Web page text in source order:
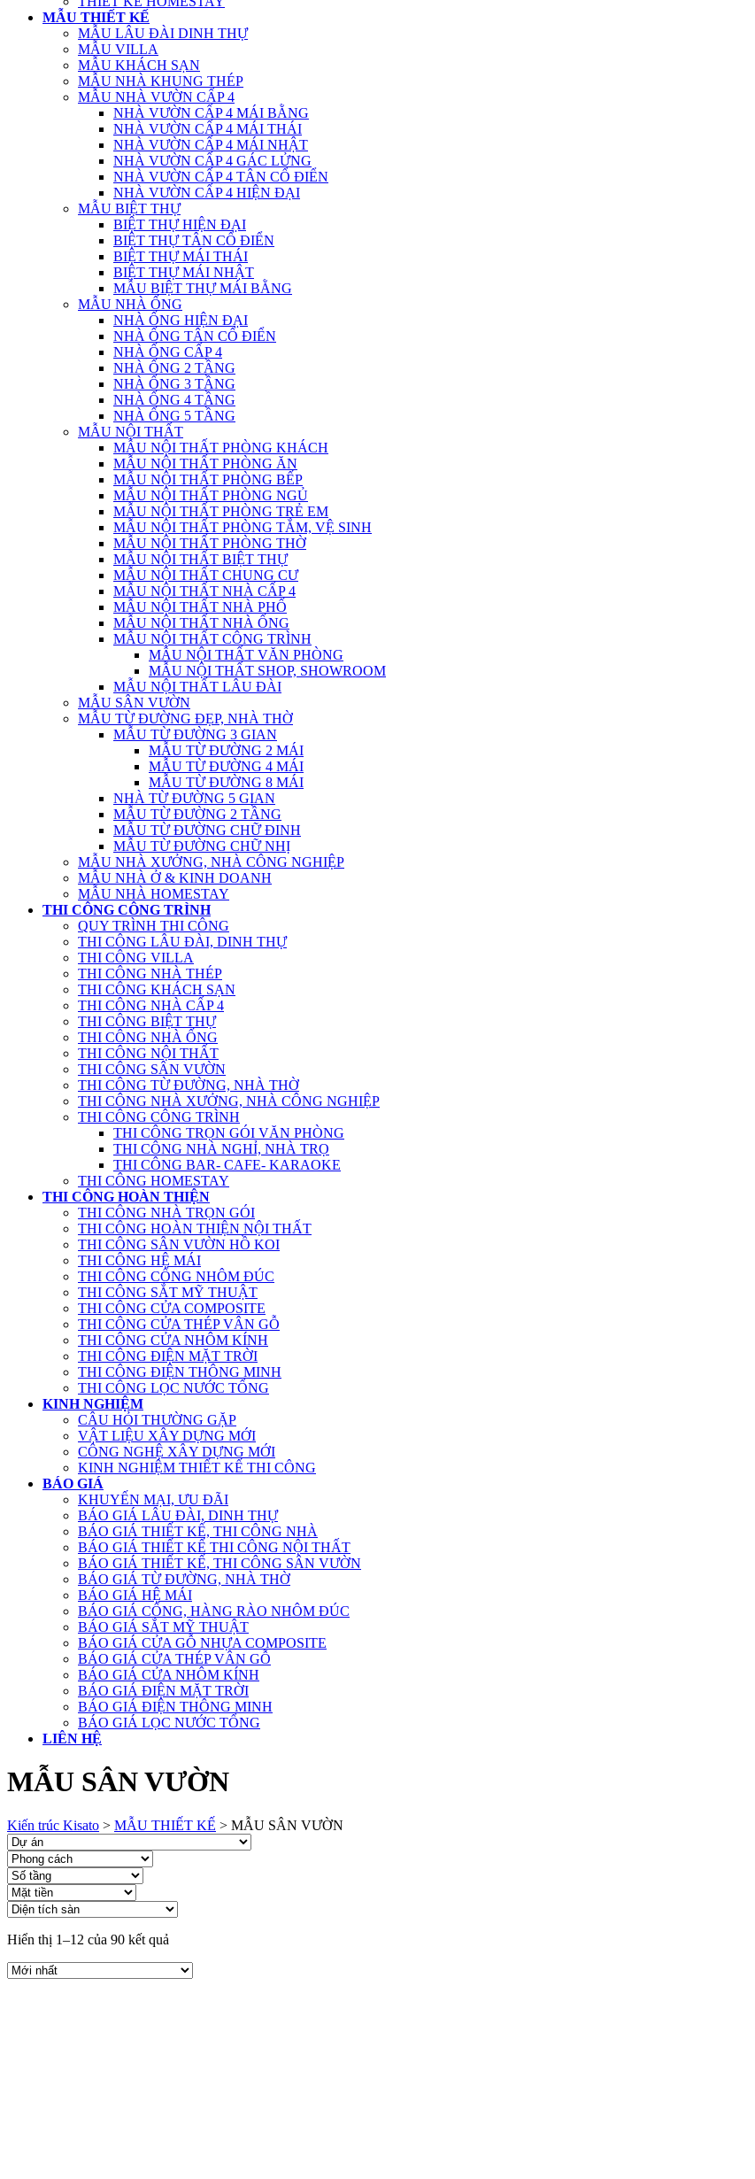
MẪU THIẾT KẾ
MẪU LÂU ĐÀI DINH THỰ
MẪU VILLA
MẪU KHÁCH SẠN
MẪU NHÀ KHUNG THÉP
MẪU NHÀ VƯỜN CẤP 4
NHÀ VƯỜN CẤP 4 MÁI BẰNG
NHÀ VƯỜN CẤP 4 MÁI THÁI
NHÀ VƯỜN CẤP 4 MÁI NHẬT
NHÀ VƯỜN CẤP 4 GÁC LỬNG
NHÀ VƯỜN CẤP 4 TÂN CỔ ĐIỂN
NHÀ VƯỜN CẤP 4 HIỆN ĐẠI
MẪU BIỆT THỰ
BIỆT THỰ HIỆN ĐẠI
BIỆT THỰ TÂN CỔ ĐIỂN
BIỆT THỰ MÁI THÁI
BIỆT THỰ MÁI NHẬT
MẪU BIỆT THỰ MÁI BẰNG
MẪU NHÀ ỐNG
NHÀ ỐNG HIỆN ĐẠI
NHÀ ỐNG TÂN CỔ ĐIỂN
NHÀ ỐNG CẤP 4
NHÀ ỐNG 2 TẦNG
NHÀ ỐNG 3 TẦNG
NHÀ ỐNG 4 TẦNG
NHÀ ỐNG 5 TẦNG
MẪU NỘI THẤT
MẪU NỘI THẤT PHÒNG KHÁCH
MẪU NỘI THẤT PHÒNG ĂN
MẪU NỘI THẤT PHÒNG BẾP
MẪU NỘI THẤT PHÒNG NGỦ
MẪU NỘI THẤT PHÒNG TRẺ EM
MẪU NỘI THẤT PHÒNG TẮM, VỆ SINH
MẪU NỘI THẤT PHÒNG THỜ
MẪU NỘI THẤT BIỆT THỰ
MẪU NỘI THẤT CHUNG CƯ
MẪU NỘI THẤT NHÀ CẤP 4
MẪU NỘI THẤT NHÀ PHỐ
MẪU NỘI THẤT NHÀ ỐNG
MẪU NỘI THẤT CÔNG TRÌNH
MẪU NỘI THẤT VĂN PHÒNG
MẪU NỘI THẤT SHOP, SHOWROOM
MẪU NỘI THẤT LÂU ĐÀI
MẪU SÂN VƯỜN
MẪU TỪ ĐƯỜNG ĐẸP, NHÀ THỜ
MẪU TỪ ĐƯỜNG 3 GIAN
MẪU TỪ ĐƯỜNG 2 MÁI
MẪU TỪ ĐƯỜNG 4 MÁI
MẪU TỪ ĐƯỜNG 8 MÁI
NHÀ TỪ ĐƯỜNG 5 GIAN
MẪU TỪ ĐƯỜNG 2 TẦNG
MẪU TỪ ĐƯỜNG CHỮ ĐINH
MẪU TỪ ĐƯỜNG CHỮ NHỊ
MẪU NHÀ XƯỞNG, NHÀ CÔNG NGHIỆP
MẪU NHÀ Ở & KINH DOANH
MẪU NHÀ HOMESTAY
THI CÔNG CÔNG TRÌNH
QUY TRÌNH THI CÔNG
THI CÔNG LÂU ĐÀI, DINH THỰ
THI CÔNG VILLA
THI CÔNG NHÀ THÉP
THI CÔNG KHÁCH SẠN
THI CÔNG NHÀ CẤP 4
THI CÔNG BIỆT THỰ
THI CÔNG NHÀ ỐNG
THI CÔNG NỘI THẤT
THI CÔNG SÂN VƯỜN
THI CÔNG TỪ ĐƯỜNG, NHÀ THỜ
THI CÔNG NHÀ XƯỞNG, NHÀ CÔNG NGHIỆP
THI CÔNG CÔNG TRÌNH
THI CÔNG TRỌN GÓI VĂN PHÒNG
THI CÔNG NHÀ NGHỈ, NHÀ TRỌ
THI CÔNG BAR- CAFE- KARAOKE
THI CÔNG HOMESTAY
THI CÔNG HOÀN THIỆN
THI CÔNG NHÀ TRỌN GÓI
THI CÔNG HOÀN THIỆN NỘI THẤT
THI CÔNG SÂN VƯỜN HỒ KOI
THI CÔNG HỆ MÁI
THI CÔNG CỔNG NHÔM ĐÚC
THI CÔNG SẮT MỸ THUẬT
THI CÔNG CỬA COMPOSITE
THI CÔNG CỬA THÉP VÂN GỖ
THI CÔNG CỬA NHÔM KÍNH
THI CÔNG ĐIỆN MẶT TRỜI
THI CÔNG ĐIỆN THÔNG MINH
THI CÔNG LỌC NƯỚC TỔNG
KINH NGHIỆM
CÂU HỎI THƯỜNG GẶP
VẬT LIỆU XÂY DỰNG MỚI
CÔNG NGHỆ XÂY DỰNG MỚI
KINH NGHIỆM THIẾT KẾ THI CÔNG
BÁO GIÁ
KHUYẾN MẠI, ƯU ĐÃI
BÁO GIÁ LÂU ĐÀI, DINH THỰ
BÁO GIÁ THIẾT KẾ, THI CÔNG NHÀ
BÁO GIÁ THIẾT KẾ THI CÔNG NỘI THẤT
BÁO GIÁ THIẾT KẾ, THI CÔNG SÂN VƯỜN
BÁO GIÁ TỪ ĐƯỜNG, NHÀ THỜ
BÁO GIÁ HỆ MÁI
BÁO GIÁ CỔNG, HÀNG RÀO NHÔM ĐÚC
BÁO GIÁ SẮT MỸ THUẬT
BÁO GIÁ CỬA GỖ NHỰA COMPOSITE
BÁO GIÁ CỬA THÉP VÂN GỖ
BÁO GIÁ CỬA NHÔM KÍNH
BÁO GIÁ ĐIỆN MẶT TRỜI
BÁO GIÁ ĐIỆN THÔNG MINH
BÁO GIÁ LỌC NƯỚC TỔNG
LIÊN HỆ
MẪU SÂN VƯỜN
Kiến trúc Kisato > MẪU THIẾT KẾ > MẪU SÂN VƯỜN
Hiển thị 1–12 của 90 kết quả